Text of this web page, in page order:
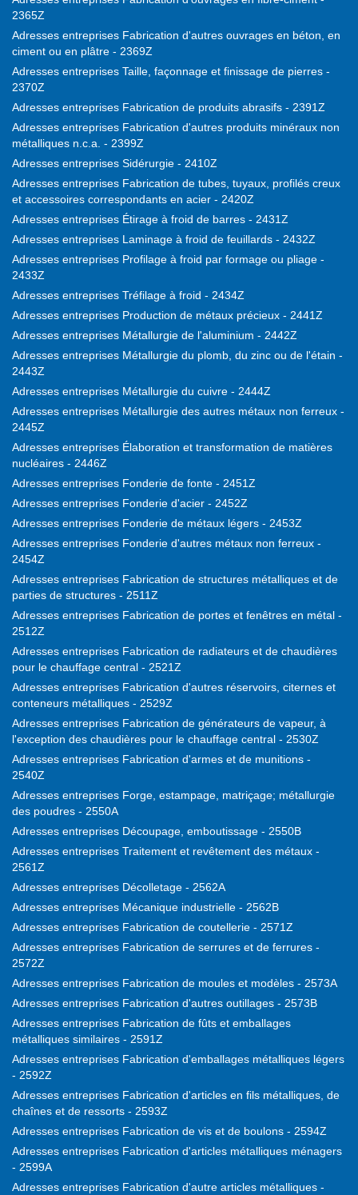
2365Z
Adresses entreprises Fabrication d'autres ouvrages en béton, en
ciment ou en plâtre - 2369Z
Adresses entreprises Taille, façonnage et finissage de pierres -
2370Z
Adresses entreprises Fabrication de produits abrasifs - 2391Z
Adresses entreprises Fabrication d'autres produits minéraux non
métalliques n.c.a. - 2399Z
Adresses entreprises Sidérurgie - 2410Z
Adresses entreprises Fabrication de tubes, tuyaux, profilés creux
et accessoires correspondants en acier - 2420Z
Adresses entreprises Étirage à froid de barres - 2431Z
Adresses entreprises Laminage à froid de feuillards - 2432Z
Adresses entreprises Profilage à froid par formage ou pliage -
2433Z
Adresses entreprises Tréfilage à froid - 2434Z
Adresses entreprises Production de métaux précieux - 2441Z
Adresses entreprises Métallurgie de l'aluminium - 2442Z
Adresses entreprises Métallurgie du plomb, du zinc ou de l'étain -
2443Z
Adresses entreprises Métallurgie du cuivre - 2444Z
Adresses entreprises Métallurgie des autres métaux non ferreux -
2445Z
Adresses entreprises Élaboration et transformation de matières
nucléaires - 2446Z
Adresses entreprises Fonderie de fonte - 2451Z
Adresses entreprises Fonderie d'acier - 2452Z
Adresses entreprises Fonderie de métaux légers - 2453Z
Adresses entreprises Fonderie d'autres métaux non ferreux -
2454Z
Adresses entreprises Fabrication de structures métalliques et de
parties de structures - 2511Z
Adresses entreprises Fabrication de portes et fenêtres en métal -
2512Z
Adresses entreprises Fabrication de radiateurs et de chaudières
pour le chauffage central - 2521Z
Adresses entreprises Fabrication d'autres réservoirs, citernes et
conteneurs métalliques - 2529Z
Adresses entreprises Fabrication de générateurs de vapeur, à
l'exception des chaudières pour le chauffage central - 2530Z
Adresses entreprises Fabrication d'armes et de munitions -
2540Z
Adresses entreprises Forge, estampage, matriçage; métallurgie
des poudres - 2550A
Adresses entreprises Découpage, emboutissage - 2550B
Adresses entreprises Traitement et revêtement des métaux -
2561Z
Adresses entreprises Décolletage - 2562A
Adresses entreprises Mécanique industrielle - 2562B
Adresses entreprises Fabrication de coutellerie - 2571Z
Adresses entreprises Fabrication de serrures et de ferrures -
2572Z
Adresses entreprises Fabrication de moules et modèles - 2573A
Adresses entreprises Fabrication d'autres outillages - 2573B
Adresses entreprises Fabrication de fûts et emballages
métalliques similaires - 2591Z
Adresses entreprises Fabrication d'emballages métalliques légers
- 2592Z
Adresses entreprises Fabrication d'articles en fils métalliques, de
chaînes et de ressorts - 2593Z
Adresses entreprises Fabrication de vis et de boulons - 2594Z
Adresses entreprises Fabrication d'articles métalliques ménagers
- 2599A
Adresses entreprises Fabrication d'autre articles métalliques -